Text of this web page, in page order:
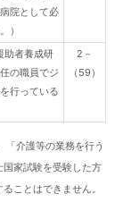
院として必
）
助者養成研
の職員でジ
行っている
2－
（59）
「介護等の業務を行う
家試験を受験した方
ことはできません。